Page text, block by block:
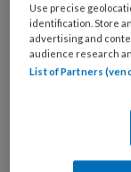
Wat
is
je
e-
Kies
Use precise
identification. Store
advertising and
audience research
List of Partners